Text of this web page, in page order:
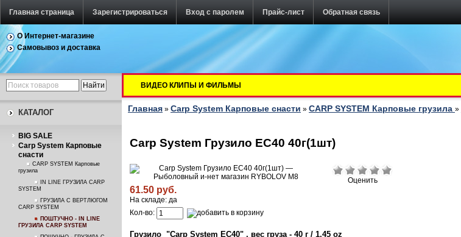
Главная страница Зарегистрироваться Вход с паролем Прайс-лист Обратная связь
О Интернет-магазине
Самовывоз и доставка
КАТАЛОГ
BIG SALE
Carp System Карповые
снасти
CARP SYSTEM Карповые
грузила
IN LINE ГРУЗИЛА CARP
SYSTEM
ГРУЗИЛА С ВЕРТЛЮГОМ
CARP SYSTEM
ПОШТУЧНО - IN LINE
ГРУЗИЛА CARP SYSTEM
ВИДЕО КЛИПЫ И ФИЛЬМЫ
Главная » Carp System Карповые снасти » CARP SYSTEM Карповые грузила »
Carp System Грузило EC40 40г(1шт)
Оценить
61.50 руб.
На складе: да
Кол-во:
Грузило "Carp System EC40" , вес груза - 40 г / 1,45 oz